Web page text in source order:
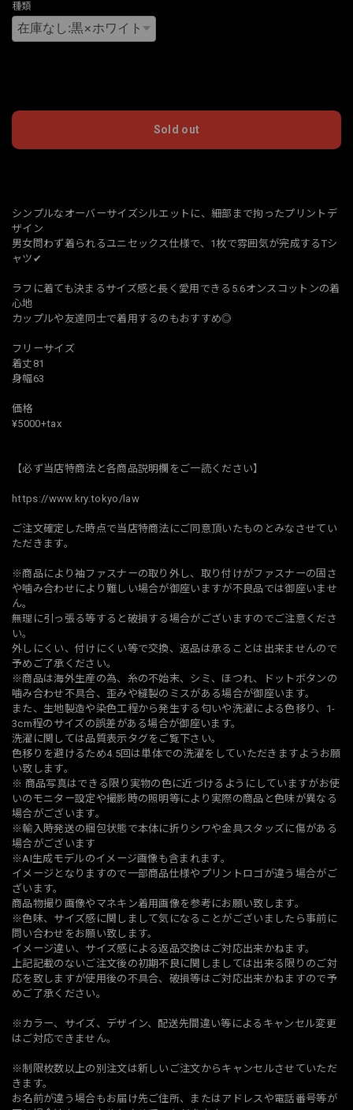
種類
Sold out
シンプルなオーバーサイズシルエットに、細部まで拘ったプリントデ
ザイン
男女問わず着られるユニセックス仕様で、1枚で雰囲気が完成するTシ
ャツ✔︎
ラフに着ても決まるサイズ感と長く愛用できる5.6オンスコットンの着
心地
カップルや友達同士で着用するのもおすすめ◎
フリーサイズ
着丈81
身幅63
価格
¥5000+tax
【必ず当店特商法と各商品説明欄をご一読ください】
https://www.kry.tokyo/law
ご注文確定した時点で当店特商法にご同意頂いたものとみなさせてい
ただきます。
※商品により袖ファスナーの取り外し、取り付けがファスナーの固さ
や噛み合わせにより難しい場合が御座いますが不良品では御座いませ
ん。
無理に引っ張る等すると破損する場合がございますのでご注意くださ
い。
外しにくい、付けにくい等で交換、返品は承ることは出来ませんので
予めご了承ください。
※商品は海外生産の為、糸の不始末、シミ、ほつれ、ドットボタンの
噛み合わせ不具合、歪みや縫製のミスがある場合が御座います。
また、生地製造や染色工程から発生する匂いや洗濯による色移り、1-
3cm程のサイズの誤差がある場合が御座います。
洗濯に関しては品質表示タグをご覧下さい。
色移りを避けるため4.5回は単体での洗濯をしていただきますようお願
い致します。
※ 商品写真はできる限り実物の色に近づけるようにしていますがお使
いのモニター設定や撮影時の照明等により実際の商品と色味が異なる
場合がございます。
※輸入時発送の梱包状態で本体に折りシワや金具スタッズに傷がある
場合がございます
※AI生成モデルのイメージ画像も含まれます。
イメージとなりますので一部商品仕様やプリントロゴが違う場合がご
ざいます。
商品物撮り画像やマネキン着用画像を参考にお願い致します。
※色味、サイズ感に関しまして気になることがございましたら事前に
問い合わせをお願い致します。
イメージ違い、サイズ感による返品交換はご対応出来かねます。
上記記載のないご注文後の初期不良に関しましては出来る限りのご対
応を致しますが使用後の不具合、破損等はご対応出来かねますので予
めご了承ください。
※カラー、サイズ、デザイン、配送先間違い等によるキャンセル変更
はご対応できません。
※制限枚数以上の別注文は新しいご注文からキャンセルさせていただ
きます。
お名前が違う場合もお届け先ご住所、またはアドレスや電話番号等が